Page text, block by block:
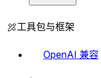
工具包与框架
OpenAI 兼容